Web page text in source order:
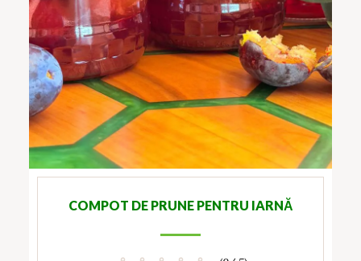
COMPOT DE PRUNE PENTRU IARNĂ